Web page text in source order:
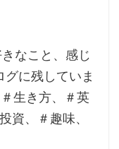
なこと、感じ
に残していま
生き方、＃英
資、＃趣味、